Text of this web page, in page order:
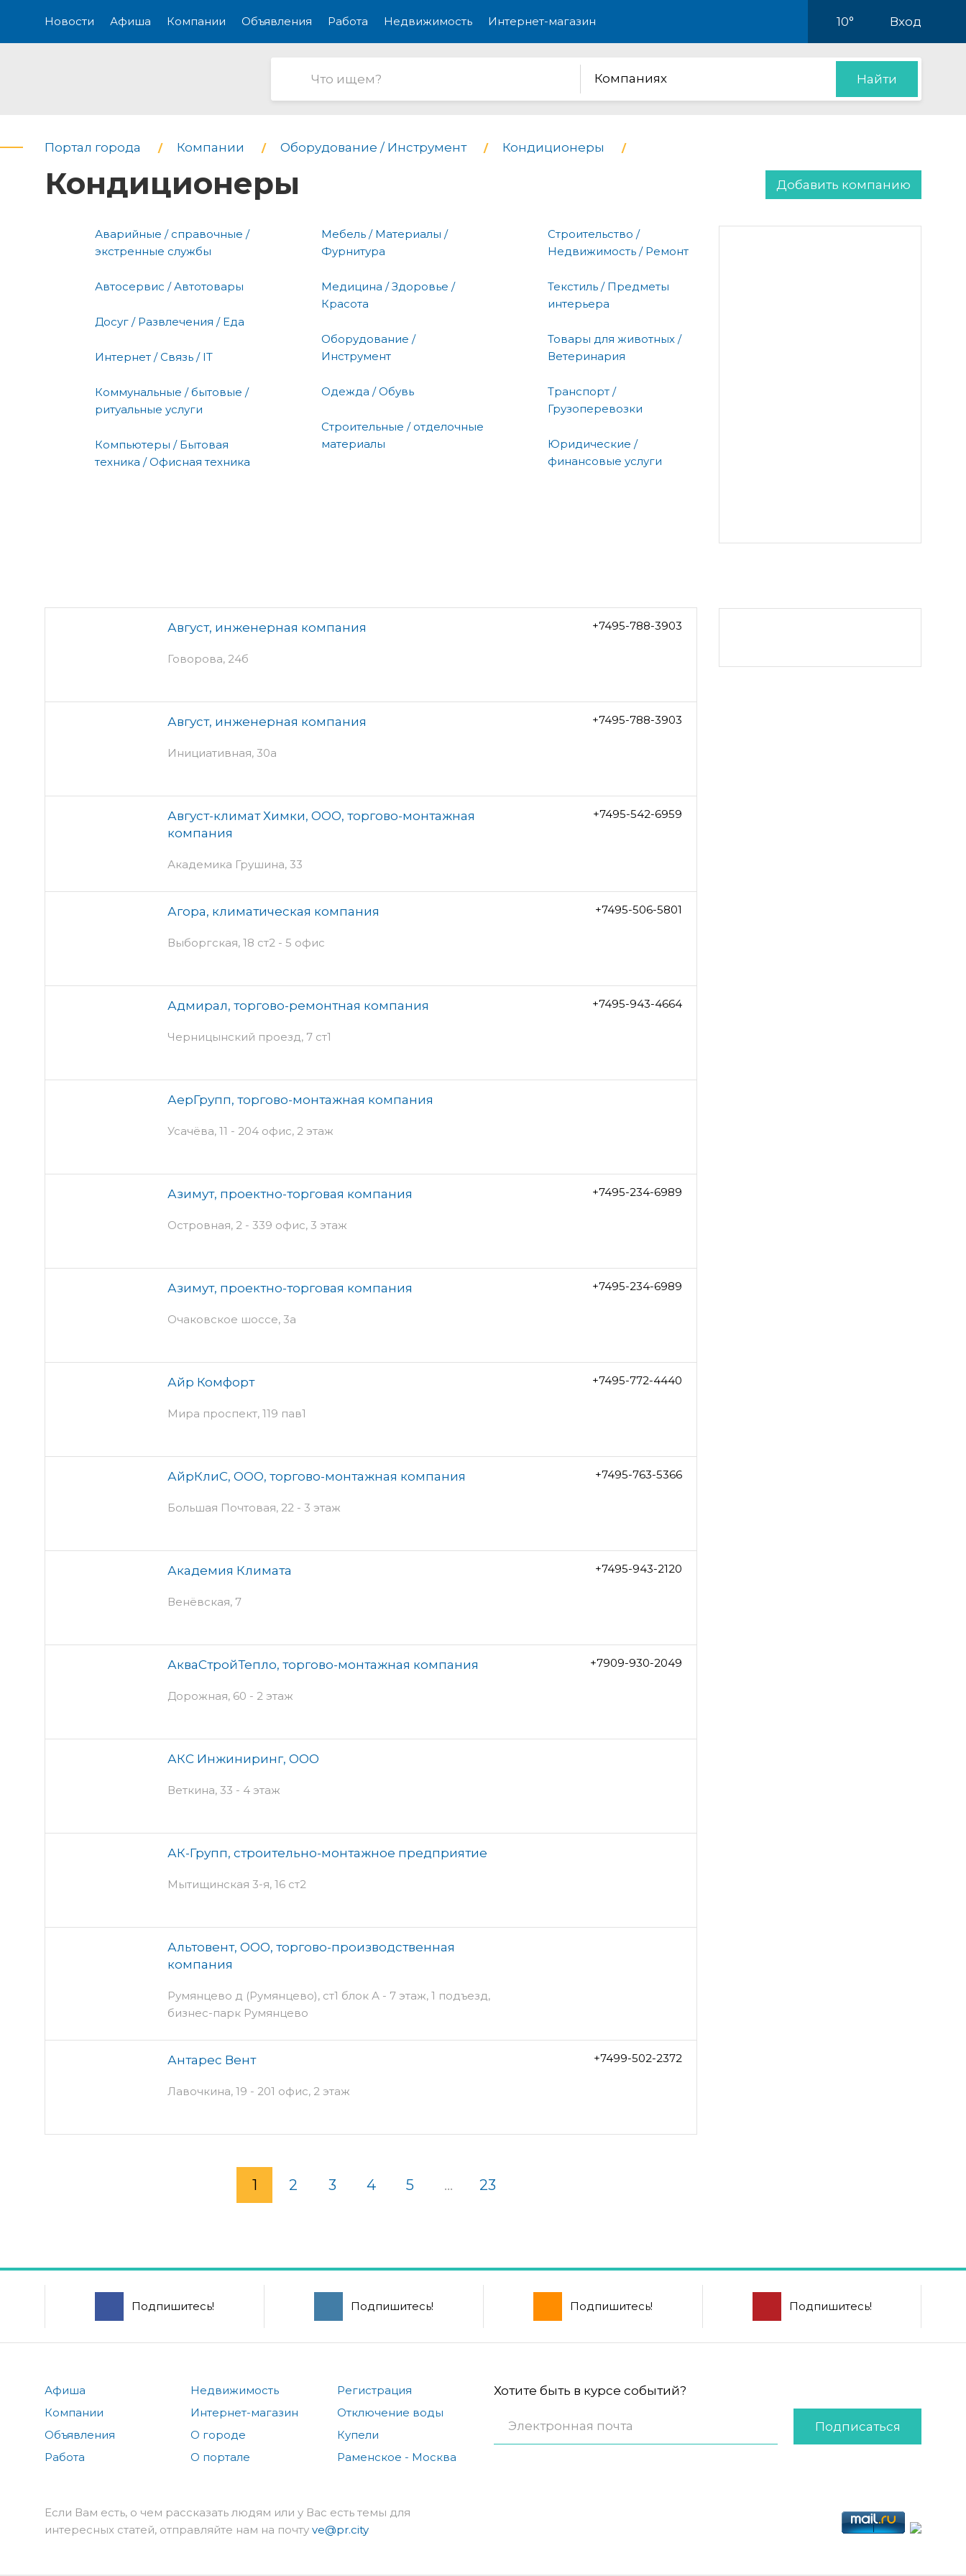
Новости Афиша Компании Объявления Работа Недвижимость Интернет-магазин 10° Вход
Компаниях Найти
Портал города Компании Оборудование / Инструмент Кондиционеры
Кондиционеры Добавить компанию
Аварийные / справочные /
экстренные службы
Автосервис / Автотовары
Досуг / Развлечения / Еда
Интернет / Связь / IT
Коммунальные / бытовые /
ритуальные услуги
Компьютеры / Бытовая
техника / Офисная техника
Мебель / Материалы /
Фурнитура
Медицина / Здоровье /
Красота
Оборудование /
Инструмент
Одежда / Обувь
Строительные / отделочные
материалы
Строительство /
Недвижимость / Ремонт
Текстиль / Предметы
интерьера
Товары для животных /
Ветеринария
Транспорт /
Грузоперевозки
Юридические /
финансовые услуги
Август, инженерная компания
Говорова, 24б
+7495-788-3903
Август, инженерная компания
Инициативная, 30а
+7495-788-3903
Август-климат Химки, ООО, торгово-монтажная
компания
Академика Грушина, 33
+7495-542-6959
Агора, климатическая компания
Выборгская, 18 ст2 - 5 офис
+7495-506-5801
Адмирал, торгово-ремонтная компания
Черницынский проезд, 7 ст1
+7495-943-4664
АерГрупп, торгово-монтажная компания
Усачёва, 11 - 204 офис, 2 этаж
Азимут, проектно-торговая компания
Островная, 2 - 339 офис, 3 этаж
+7495-234-6989
Азимут, проектно-торговая компания
Очаковское шоссе, 3а
+7495-234-6989
Айр Комфорт
Мира проспект, 119 пав1
+7495-772-4440
АйрКлиС, ООО, торгово-монтажная компания
Большая Почтовая, 22 - 3 этаж
+7495-763-5366
Академия Климата
Венёвская, 7
+7495-943-2120
АкваСтройТепло, торгово-монтажная компания
Дорожная, 60 - 2 этаж
+7909-930-2049
АКС Инжиниринг, ООО
Веткина, 33 - 4 этаж
АК-Групп, строительно-монтажное предприятие
Мытищинская 3-я, 16 ст2
Альтовент, ООО, торгово-производственная
компания
Румянцево д (Румянцево), ст1 блок А - 7 этаж, 1 подъезд,
бизнес-парк Румянцево
Антарес Вент
Лавочкина, 19 - 201 офис, 2 этаж
+7499-502-2372
1 2 3 4 5 ... 23
Подпишитесь! Подпишитесь! Подпишитесь! Подпишитесь!
Афиша
Компании
Объявления
Работа
Недвижимость
Интернет-магазин
О городе
О портале
Регистрация
Отключение воды
Купели
Раменское - Москва
Хотите быть в курсе событий?
Подписаться
Если Вам есть, о чем рассказать людям или у Вас есть темы для
интересных статей, отправляйте нам на почту ve@pr.city